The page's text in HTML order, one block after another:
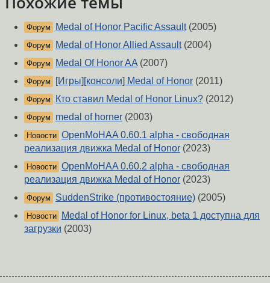
Форум Medal of Honor Pacific Assault(2005)
Форум Medal of Honor Allied Assault(2004)
Форум Medal Of Honor AA (2007)
Форум [Игры][консоли] Medal of Honor (2011)
Форум Кто ставил Medal of Honor Linux? (2012)
Форум medal of horner (2003)
Новости OpenMoHAA 0.60.1 alpha - свободная
реализация движка Medal of Honor (2023)
Новости OpenMoHAA 0.60.2 alpha - свободная
реализация движка Medal of Honor (2023)
Форум SuddenStrike (противостояние) (2005)
Новости
Medal of Honor for Linux, beta 1 доступна для
загрузки (2003)